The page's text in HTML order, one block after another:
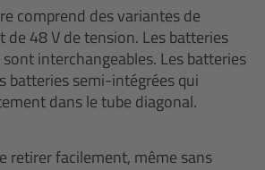
comprend des variantes de
de 48 V de tension. Les batteries
interchangeables. Les batteries
batteries semi-intégrées qui
dans le tube diagonal.
retirer facilement, même sans